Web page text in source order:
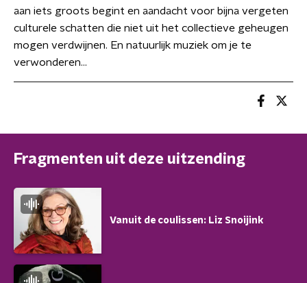
aan iets groots begint en aandacht voor bijna vergeten
culturele schatten die niet uit het collectieve geheugen
mogen verdwijnen. En natuurlijk muziek om je te
verwonderen...
Fragmenten uit deze uitzending
Vanuit de coulissen: Liz Snoijink